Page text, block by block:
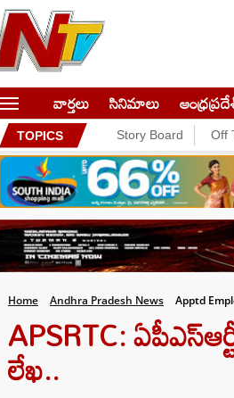
వార్తలు సినిమాలు
TOPICS Story Board Off
Home Andhra Pradesh News Apptd
APSRTC:
లేఖ..